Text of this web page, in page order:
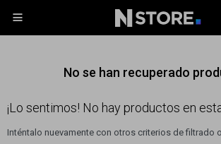

No se han recuperado
¡Lo sentimos! No hay productos en
Inténtalo nuevamente con otros criterios de filtrado